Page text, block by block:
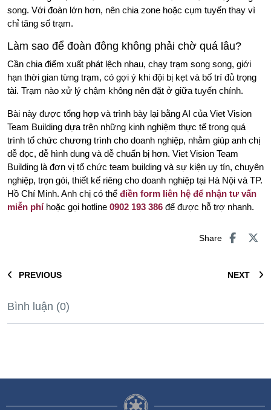
song. Với đoàn lớn hơn, nên chia zone hoặc cụm tuyến thay vì
chỉ tăng số trạm.
Làm sao để đoàn đông không phải chờ quá lâu?
Cần chia điểm xuất phát lệch nhau, chạy trạm song song, giới
hạn thời gian từng trạm, có gợi ý khi đội bị kẹt và bố trí đủ trọng
tài. Trạm nào xử lý chậm không nên đặt ở giữa tuyến chính.
Bài này được tổng hợp và trình bày lại bằng AI của Viet Vision
Team Building dựa trên những kinh nghiệm thực tế trong quá
trình tổ chức chương trình cho doanh nghiệp, nhằm giúp anh chị
dễ đọc, dễ hình dung và dễ chuẩn bị hơn. Viet Vision Team
Building là đơn vị tổ chức team building và sự kiện uy tín, chuyên
nghiệp, trọn gói, thiết kế riêng cho doanh nghiệp tại Hà Nội và TP.
Hồ Chí Minh. Anh chị có thể điền form liên hệ để nhận tư vấn
miễn phíhoặc gọi hotline 0902 193 386 để được hỗ trợ nhanh.
Share
PREVIOUS NEXT
Bình luận (0)